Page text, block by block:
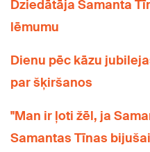
Dziedātāja Samanta
lēmumu
Dienu pēc kāzu
par šķiršanos
"Man ir ļoti žēl, ja
Samantas Tīnas